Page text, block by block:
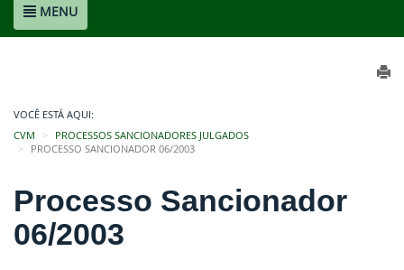
MENU
VOCÊ ESTÁ AQUI:
CVM
PROCESSOS SANCIONADORES JULGADOS
PROCESSO SANCIONADOR 06/2003
Processo Sancionador
06/2003